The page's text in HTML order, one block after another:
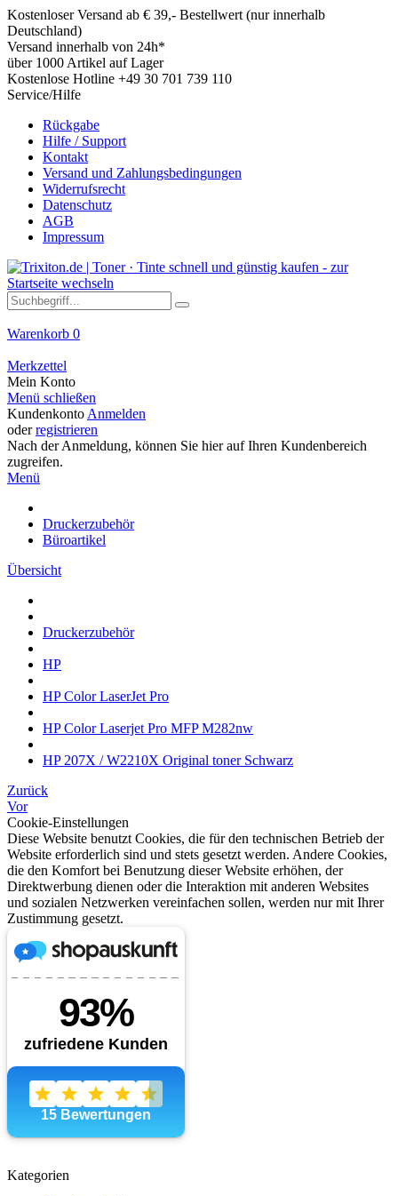
Kostenloser Versand ab € 39,- Bestellwert (nur innerhalb
Deutschland)
Versand innerhalb von 24h*
über 1000 Artikel auf Lager
Kostenlose Hotline +49 30 701 739 110
Service/Hilfe
Rückgabe
Hilfe / Support
Kontakt
Versand und Zahlungsbedingungen
Widerrufsrecht
Datenschutz
AGB
Impressum
Warenkorb 0
Merkzettel
Mein Konto
Menü schließen
Kundenkonto Anmelden
oderregistrieren
Nach der Anmeldung, können Sie hier auf Ihren Kundenbereich
zugreifen.
Menü
Druckerzubehör
Büroartikel
Übersicht
Druckerzubehör
HP
HP Color LaserJet Pro
HP Color Laserjet Pro MFP M282nw
HP 207X / W2210X Original toner Schwarz
Zurück
Vor
Cookie-Einstellungen
Diese Website benutzt Cookies, die für den technischen Betrieb der
Website erforderlich sind und stets gesetzt werden. Andere Cookies,
die den Komfort bei Benutzung dieser Website erhöhen, der
Direktwerbung dienen oder die Interaktion mit anderen Websites
und sozialen Netzwerken vereinfachen sollen, werden nur mit Ihrer
Zustimmung gesetzt.
Kategorien